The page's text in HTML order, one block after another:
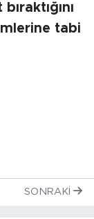
tabi
SONRAKI